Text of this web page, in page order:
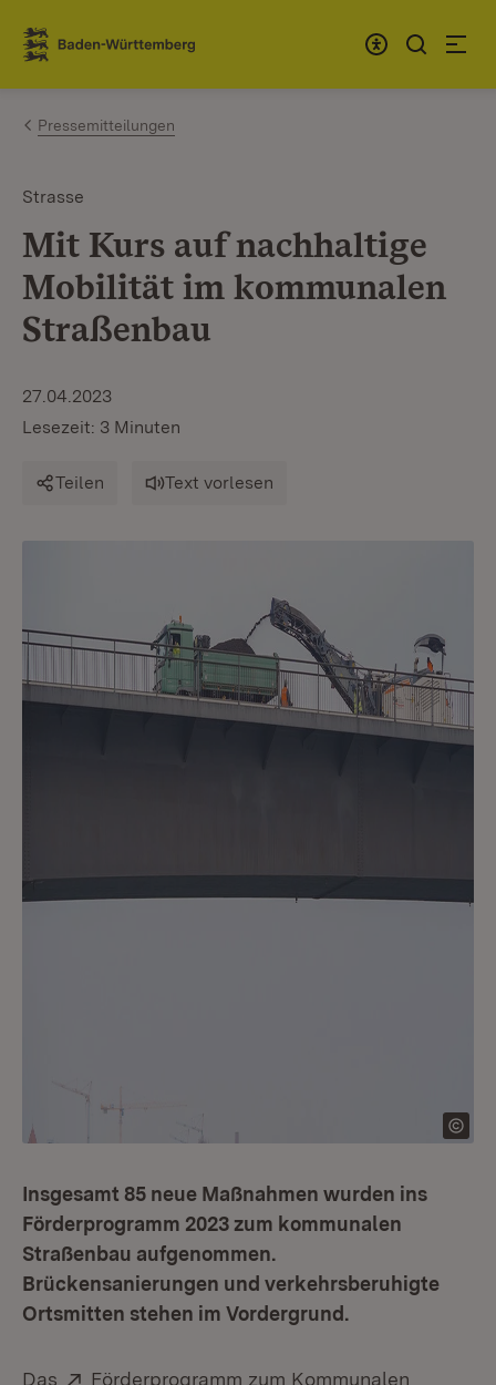
Zum Inhalt springen
Link zur Startseite
Pressemitteilungen
Strasse
Mit Kurs auf nachhaltige
Mobilität im kommunalen
Straßenbau
27.04.2023
Lesezeit: 3 Minuten
Teilen Text vorlesen
Insgesamt 85 neue Maßnahmen wurden ins
Förderprogramm 2023 zum kommunalen
Straßenbau aufgenommen.
Brückensanierungen und verkehrsberuhigte
Ortsmitten stehen im Vordergrund.
Das Extern:
Förderprogramm zum Kommunalen